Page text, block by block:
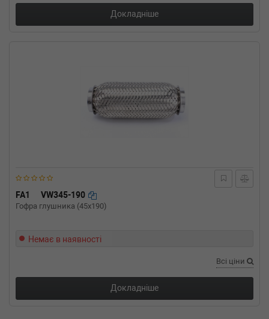
Докладніше
FA1 VW345-190
Гофра глушника (45x190)
Немає в наявності
Всі ціни
Докладніше